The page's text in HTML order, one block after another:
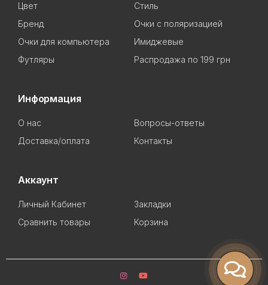
Цвет
Стиль
Бренд
Очки с поляризацией
Очки для компьютера
Имиджевые
Футляры
Распродажа по 199 грн
Информация
О нас
Вопросы-ответы
Доставка/оплата
Контакты
Аккаунт
Личный Кабинет
Закладки
Сравнить товары
Корзина